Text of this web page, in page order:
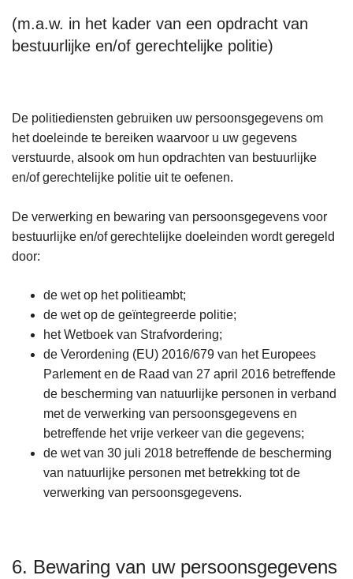
(m.a.w. in het kader van een opdracht van
bestuurlijke en/of gerechtelijke politie)
De politiediensten gebruiken uw persoonsgegevens om
het doeleinde te bereiken waarvoor u uw gegevens
verstuurde, alsook om hun opdrachten van bestuurlijke
en/of gerechtelijke politie uit te oefenen.
De verwerking en bewaring van persoonsgegevens voor
bestuurlijke en/of gerechtelijke doeleinden wordt geregeld
door:
de wet op het politieambt;
de wet op de geïntegreerde politie;
het Wetboek van Strafvordering;
de Verordening (EU) 2016/679 van het Europees
Parlement en de Raad van 27 april 2016 betreffende
de bescherming van natuurlijke personen in verband
met de verwerking van persoonsgegevens en
betreffende het vrije verkeer van die gegevens;
de wet van 30 juli 2018 betreffende de bescherming
van natuurlijke personen met betrekking tot de
verwerking van persoonsgegevens.
6. Bewaring van uw persoonsgegevens